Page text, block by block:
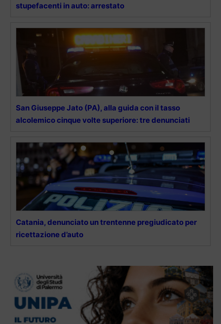
stupefacenti in auto: arrestato
San Giuseppe Jato (PA), alla guida con il tasso
alcolemico cinque volte superiore: tre denunciati
Catania, denunciato un trentenne pregiudicato per
ricettazione d’auto